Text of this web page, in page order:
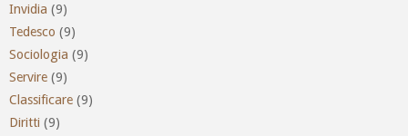
Invidia (9)
Tedesco (9)
Sociologia (9)
Servire (9)
Classificare (9)
Diritti (9)